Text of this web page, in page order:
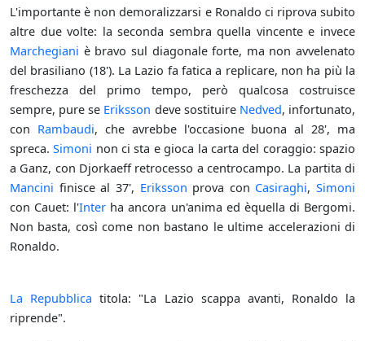
L'importante è non demoralizzarsi e Ronaldo ci riprova subito
altre due volte: la seconda sembra quella vincente e invece
Marchegiani è bravo sul diagonale forte, ma non avvelenato
del brasiliano (18'). La Lazio fa fatica a replicare, non ha più la
freschezza del primo tempo, però qualcosa costruisce
sempre, pure se Eriksson deve sostituire Nedved, infortunato,
con Rambaudi, che avrebbe l'occasione buona al 28', ma
spreca.Simoni non ci sta e gioca la carta del coraggio: spazio
a Ganz, con Djorkaeff retrocesso a centrocampo. La partita di
Mancini finisce al 37', Eriksson prova con Casiraghi, Simoni
con Cauet: l'Inter ha ancora un'anima ed èquella di Bergomi.
Non basta, così come non bastano le ultime accelerazioni di
Ronaldo.
La Repubblica titola: "La Lazio scappa avanti, Ronaldo la
riprende".